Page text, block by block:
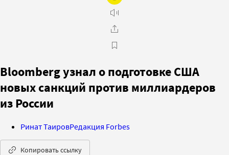
Bloomberg узнал о подготовке США
новых санкций против миллиардеров
из России
Ринат ТаировРедакция Forbes
Копировать ссылку